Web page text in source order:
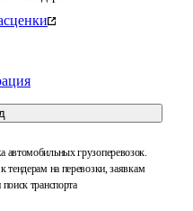
грузоперевозок.
тендерам на перевозки, заявкам
транспорта